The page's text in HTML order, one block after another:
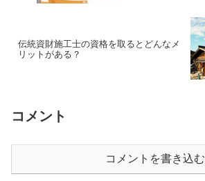
伝統資財施工士の資格を取るとどんなメ
リットがある？
コメント
コメントを書き込む